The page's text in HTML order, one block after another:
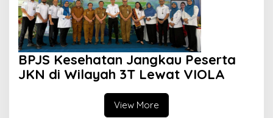
BPJS Kesehatan Jangkau Peserta
JKN di Wilayah 3T Lewat VIOLA
View More